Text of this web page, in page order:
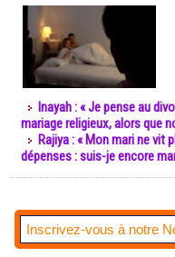
Inayah : « Je pense au
mariage religieux, alors que
Rajiya : « Mon mari ne vit
dépenses : suis-je encore